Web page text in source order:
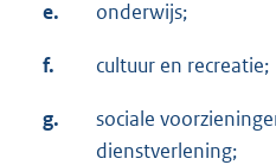
e. onderwijs;
f. cultuur en recreatie;
g.
sociale
dienstverlening;